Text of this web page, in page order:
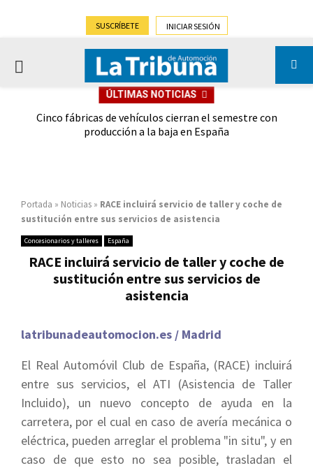
SUSCRÍBETE INICIAR SESIÓN
PRIMARY
ÚLTIMAS NOTICIAS
Cinco fábricas de vehículos cierran el semestre con
producción a la baja en España
Portada » Noticias » RACE incluirá servicio de taller y coche de
sustitución entre sus servicios de asistencia
Concesionarios y talleres España
RACE incluirá servicio de taller y coche de
sustitución entre sus servicios de
asistencia
latribunadeautomocion.es / Madrid
El Real Automóvil Club de España, (RACE) incluirá
entre sus servicios, el ATI (Asistencia de Taller
Incluido), un nuevo concepto de ayuda en la
carretera, por el cual en caso de avería mecánica o
eléctrica, pueden arreglar el problema "in situ", y en
caso de que esto no sea posible, trasladan el